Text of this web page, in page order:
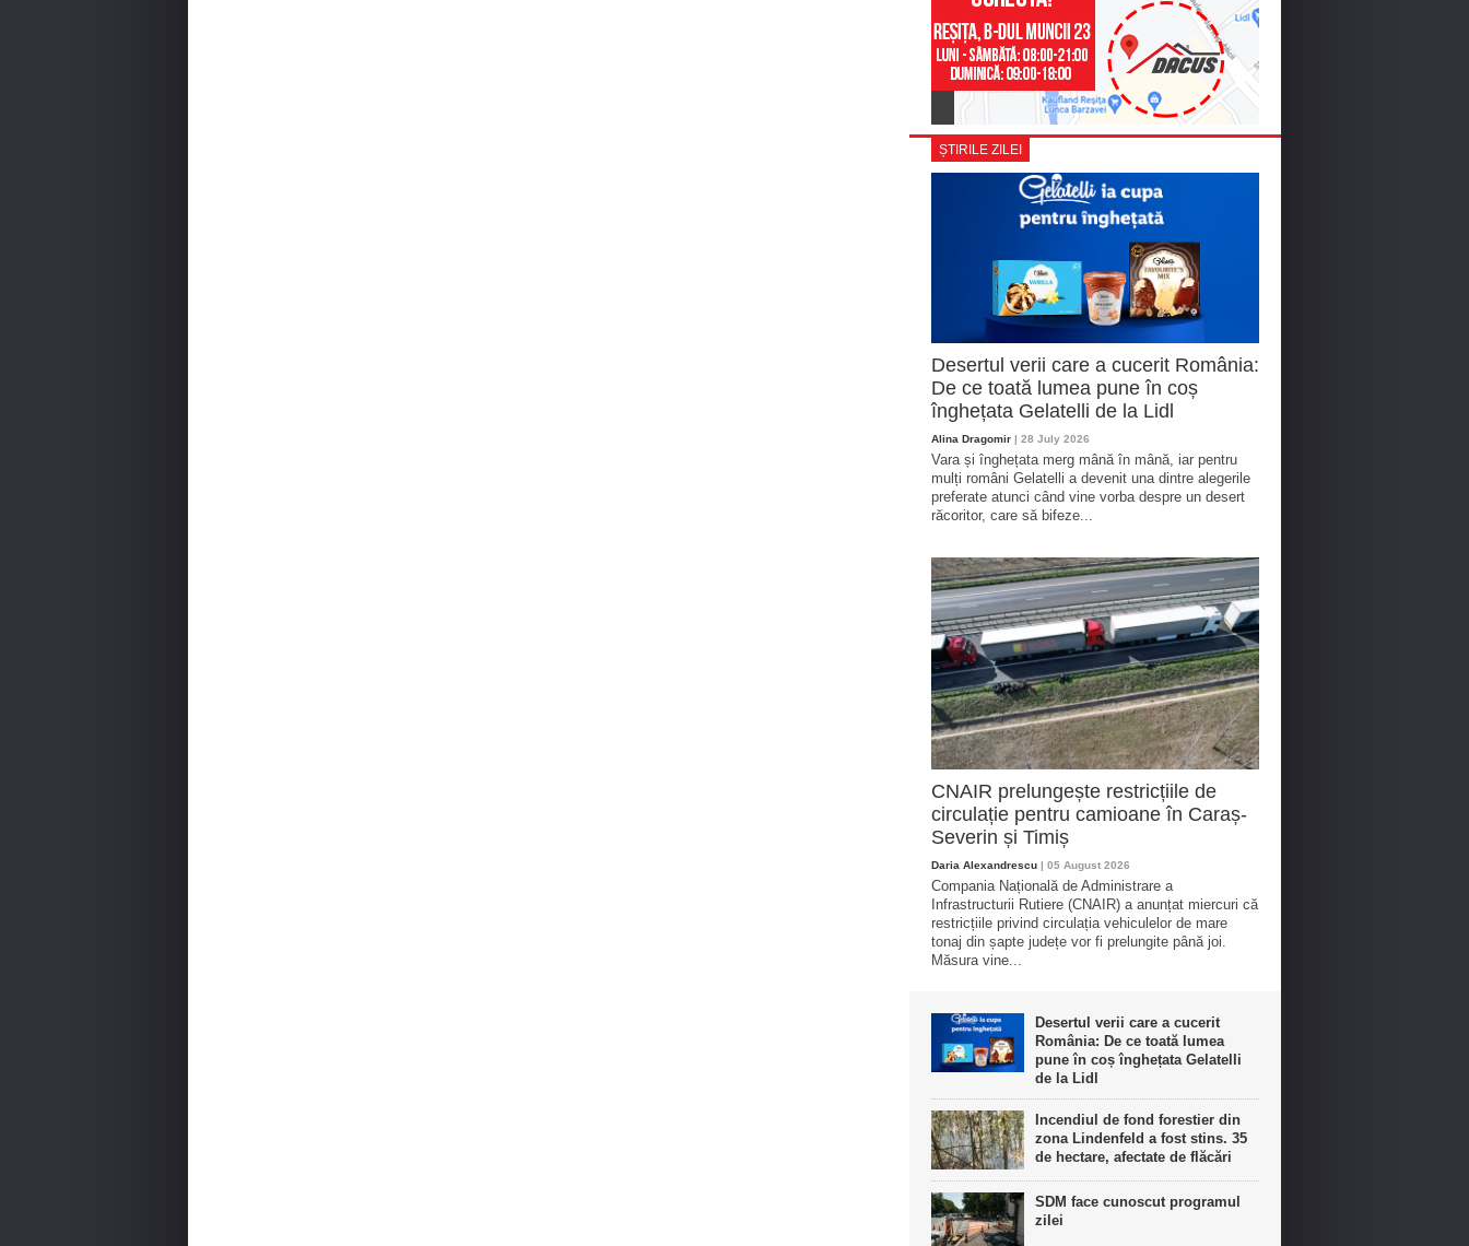
ȘTIRILE ZILEI
Desertul verii care a cucerit România:
De ce toată lumea pune în coș
înghețata Gelatelli de la Lidl
Alina Dragomir | 28 July 2026
Vara și înghețata merg mână în mână, iar pentru
mulți români Gelatelli a devenit una dintre alegerile
preferate atunci când vine vorba despre un desert
răcoritor, care să bifeze...
CNAIR prelungește restricțiile de
circulație pentru camioane în Caraș-
Severin și Timiș
Daria Alexandrescu | 05 August 2026
Compania Națională de Administrare a
Infrastructurii Rutiere (CNAIR) a anunțat miercuri că
restricțiile privind circulația vehiculelor de mare
tonaj din șapte județe vor fi prelungite până joi.
Măsura vine...
Desertul verii care a cucerit
România: De ce toată lumea
pune în coș înghețata Gelatelli
de la Lidl
Incendiul de fond forestier din
zona Lindenfeld a fost stins. 35
de hectare, afectate de flăcări
SDM face cunoscut programul
zilei